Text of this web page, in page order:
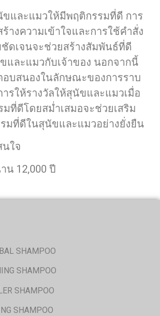
ขและแมวให้มีพฤติกรรมที่ดี การ
ร้างความเข้าใจและการใช้คำสั่ง
ดเจนจะช่วยสร้างสัมพันธ์ที่ดี
และแมวกับเจ้าของ นอกจากนี้
อบสนองในลักษณะของการราบ
ารให้รางวัลให้สุนัขและแมวเมื่อ
ที่ดีโดยสม่ำเสมอจะช่วยเสริม
มที่ดีในสุนัขและแมวอย่างยั่งยืน
ใจ
น 12,000 ปี
SHAMPOO
SHAMPOO
SHAMPOO
SHAMPOO